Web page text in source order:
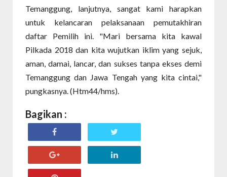
Temanggung, lanjutnya, sangat kami harapkan
untuk kelancaran pelaksanaan pemutakhiran
daftar Pemilih ini. "Mari bersama kita kawal
Pilkada 2018 dan kita wujutkan iklim yang sejuk,
aman, damai, lancar, dan sukses tanpa ekses demi
Temanggung dan Jawa Tengah yang kita cintai,"
pungkasnya. (Htm44/hms).
Bagikan :